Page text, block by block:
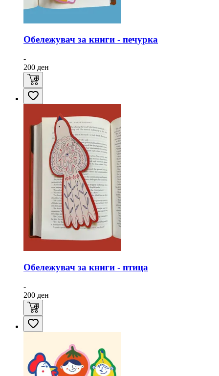
Обележувач за книги - печурка
-
200 ден
Обележувач за книги - птица
-
200 ден